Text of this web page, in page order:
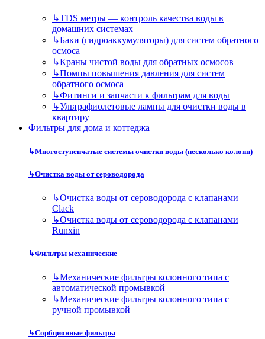
↳TDS метры — контроль качества воды в
домашних системах
↳Баки (гидроаккумуляторы) для систем обратного
осмоса
↳Краны чистой воды для обратных осмосов
↳Помпы повышения давления для систем
обратного осмоса
↳Фитинги и запчасти к фильтрам для воды
↳Ультрафиолетовые лампы для очистки воды в
квартиру
Фильтры для дома и коттеджа
↳Многоступенчатые системы очистки воды (несколько колонн)
↳Очистка воды от сероводорода
↳Очистка воды от сероводорода с клапанами
Clack
↳Очистка воды от сероводорода с клапанами
Runxin
↳Фильтры механические
↳Механические фильтры колонного типа с
автоматической промывкой
↳Механические фильтры колонного типа с
ручной промывкой
↳Сорбционные фильтры